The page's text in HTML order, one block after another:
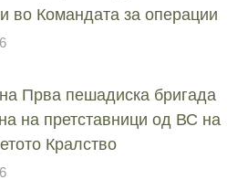
во Командата за операции
Прва пешадиска бригада
на претставници од ВС на
Кралство